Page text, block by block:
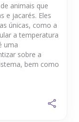
animais que
e jacarés. Eles
únicas, como a
a temperatura
uma
sobre a
bem como